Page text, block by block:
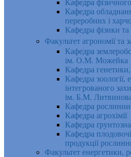
Кафедра
Кафедра
переробних і
Кафедра фізики
Факультет агрономії та
Кафедра
ім. О.М. Можейка
Кафедра генетики,
Кафедра зоології,
інтегрованого
ім. Б.М.
Кафедра
Кафедра агрохімії
Кафедра
Кафедра
продукції
Факультет енергетики,